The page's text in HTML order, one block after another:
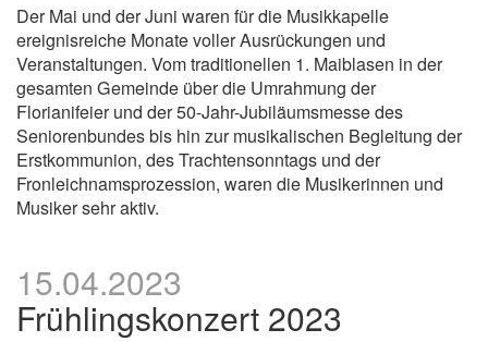
Der Mai und der Juni waren für die Musikkapelle
ereignisreiche Monate voller Ausrückungen und
Veranstaltungen. Vom traditionellen 1. Maiblasen in der
gesamten Gemeinde über die Umrahmung der
Florianifeier und der 50-Jahr-Jubiläumsmesse des
Seniorenbundes bis hin zur musikalischen Begleitung der
Erstkommunion, des Trachtensonntags und der
Fronleichnamsprozession, waren die Musikerinnen und
Musiker sehr aktiv.
15.04.2023
Frühlingskonzert 2023